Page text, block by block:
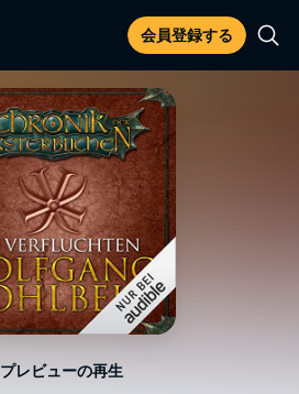
会員登録する
プレビューの再生